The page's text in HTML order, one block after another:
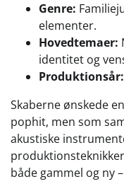
Genre:
elementer.
Hovedtemaer:
identitet og
Produktionsår:
Skaberne ønskede
pophit, men som
akustiske
både gammel og ny